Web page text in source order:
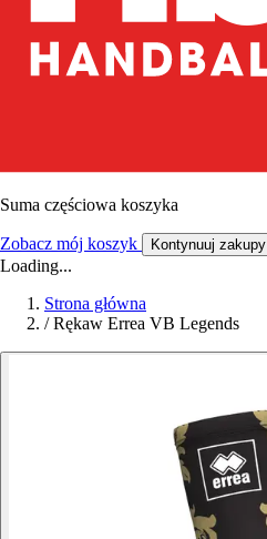
Suma częściowa koszyka
Zobacz mój koszyk Kontynuuj zakupy
Loading...
Strona główna
/ Rękaw Errea VB Legends